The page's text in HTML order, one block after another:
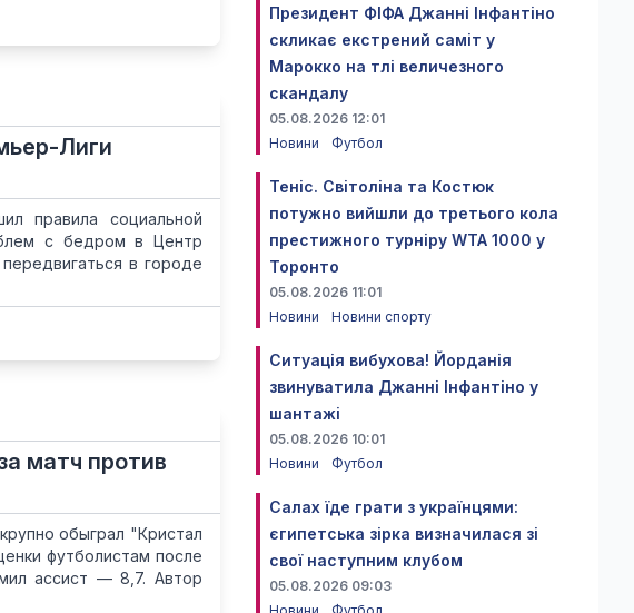
Лиги
правила социальной
с бедром в Центр
в городе
матч против
обыграл "Кристал
футболистам после
ассист — 8,7. Автор
Президент ФІФА Джанні Інфантіно
скликає екстрений саміт у
Марокко на тлі величезного
скандалу
05.08.2026 12:01
Новини
Футбол
Теніс. Світоліна та Костюк
потужно вийшли до третього кола
престижного турніру WTA 1000 у
Торонто
05.08.2026 11:01
Новини
Новини спорту
Ситуація вибухова! Йорданія
звинуватила Джанні Інфантіно у
шантажі
05.08.2026 10:01
Новини
Футбол
Салах їде грати з українцями:
єгипетська зірка визначилася зі
свої наступним клубом
05.08.2026 09:03